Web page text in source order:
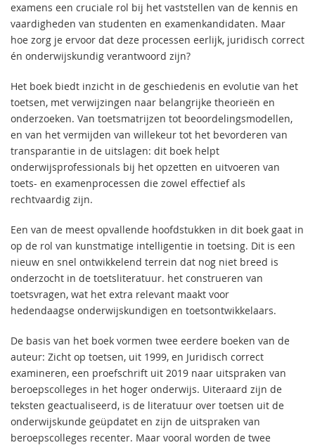
examens een cruciale rol bij het vaststellen van de kennis en
vaardigheden van studenten en examenkandidaten. Maar
hoe zorg je ervoor dat deze processen eerlijk, juridisch correct
én onderwijskundig verantwoord zijn?
Het boek biedt inzicht in de geschiedenis en evolutie van het
toetsen, met verwijzingen naar belangrijke theorieën en
onderzoeken. Van toetsmatrijzen tot beoordelingsmodellen,
en van het vermijden van willekeur tot het bevorderen van
transparantie in de uitslagen: dit boek helpt
onderwijsprofessionals bij het opzetten en uitvoeren van
toets- en examenprocessen die zowel effectief als
rechtvaardig zijn.
Een van de meest opvallende hoofdstukken in dit boek gaat in
op de rol van kunstmatige intelligentie in toetsing. Dit is een
nieuw en snel ontwikkelend terrein dat nog niet breed is
onderzocht in de toetsliteratuur. het construeren van
toetsvragen, wat het extra relevant maakt voor
hedendaagse onderwijskundigen en toetsontwikkelaars.
De basis van het boek vormen twee eerdere boeken van de
auteur: Zicht op toetsen, uit 1999, en Juridisch correct
examineren, een proefschrift uit 2019 naar uitspraken van
beroepscolleges in het hoger onderwijs. Uiteraard zijn de
teksten geactualiseerd, is de literatuur over toetsen uit de
onderwijskunde geüpdatet en zijn de uitspraken van
beroepscolleges recenter. Maar vooral worden de twee